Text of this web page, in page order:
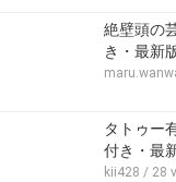
絶壁頭の
き・最新
タトゥー
付き・最
kii428 / 28